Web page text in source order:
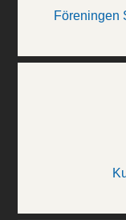
Föreningen